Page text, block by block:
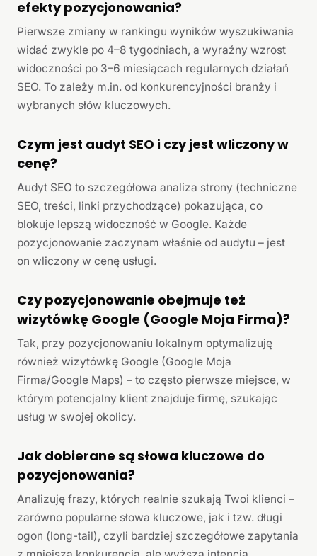
efekty pozycjonowania?
Pierwsze zmiany w rankingu wyników wyszukiwania
widać zwykle po 4–8 tygodniach, a wyraźny wzrost
widoczności po 3–6 miesiącach regularnych działań
SEO. To zależy m.in. od konkurencyjności branży i
wybranych słów kluczowych.
Czym jest audyt SEO i czy jest wliczony w
cenę?
Audyt SEO to szczegółowa analiza strony (techniczne
SEO, treści, linki przychodzące) pokazująca, co
blokuje lepszą widoczność w Google. Każde
pozycjonowanie zaczynam właśnie od audytu – jest
on wliczony w cenę usługi.
Czy pozycjonowanie obejmuje też
wizytówkę Google (Google Moja Firma)?
Tak, przy pozycjonowaniu lokalnym optymalizuję
również wizytówkę Google (Google Moja
Firma/Google Maps) – to często pierwsze miejsce, w
którym potencjalny klient znajduje firmę, szukając
usług w swojej okolicy.
Jak dobierane są słowa kluczowe do
pozycjonowania?
Analizuję frazy, których realnie szukają Twoi klienci –
zarówno popularne słowa kluczowe, jak i tzw. długi
ogon (long-tail), czyli bardziej szczegółowe zapytania